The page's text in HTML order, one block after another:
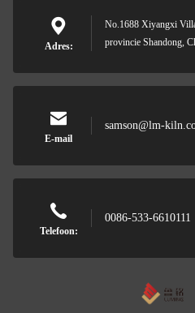
Adres:
No.1688 Xiyangxi
provincie Shandong,
E-mail
samson@lm-
Telefoon:
0086-533-6610111